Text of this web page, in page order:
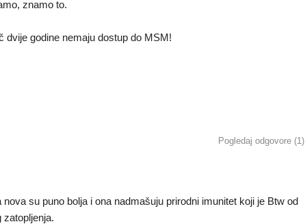
znamo to.
dvije godine nemaju dostup do MSM!
Pogledaj odgovore (1)
su puno bolja i ona nadmašuju prirodni imunitet koji je Btw od
zatopljenja.